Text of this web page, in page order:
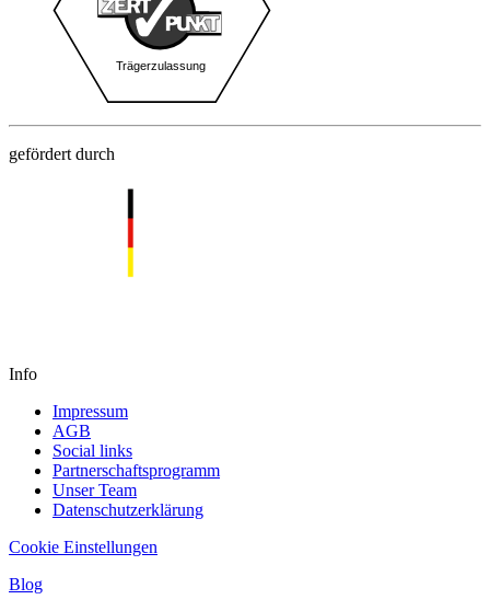
gefördert durch
Info
Impressum
AGB
Social links
Partnerschaftsprogramm
Unser Team
Datenschutzerklärung
Cookie Einstellungen
Blog